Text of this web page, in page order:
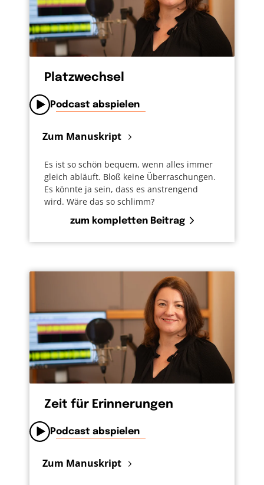
Platzwechsel
Podcast abspielen
Zum Manuskript
Es ist so schön bequem, wenn alles immer
gleich abläuft. Bloß keine Überraschungen.
Es könnte ja sein, dass es anstrengend
wird. Wäre das so schlimm?
zum kompletten Beitrag
Zeit für Erinnerungen
Podcast abspielen
Zum Manuskript